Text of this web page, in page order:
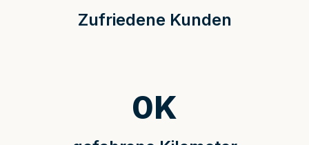
Zufriedene Kunden
0K